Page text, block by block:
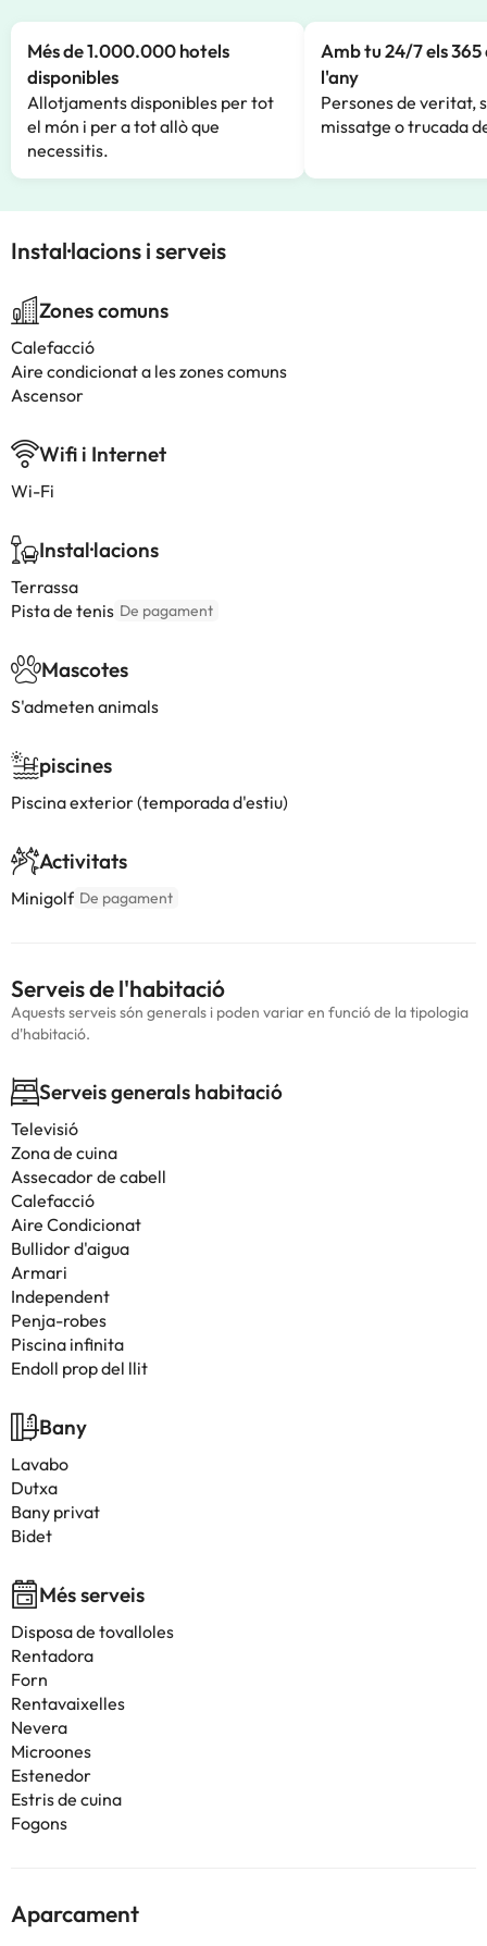
Més de 1.000.000 hotels
disponibles
Allotjaments disponibles per tot
el món i per a tot allò que
necessitis.
Amb tu 24/7 els 365
l'any
Persones de veritat,
missatge o trucada
Instal·lacions i serveis
Zones comuns
Calefacció
Aire condicionat a les zones comuns
Ascensor
Wifi i Internet
Wi-Fi
Instal·lacions
Terrassa
Pista de tenis De pagament
Mascotes
S'admeten animals
piscines
Piscina exterior (temporada d'estiu)
Activitats
Minigolf De pagament
Serveis de l'habitació
Aquests serveis són generals i poden variar en funció de la tipologia
d'habitació.
Serveis generals habitació
Televisió
Zona de cuina
Assecador de cabell
Calefacció
Aire Condicionat
Bullidor d'aigua
Armari
Independent
Penja-robes
Piscina infinita
Endoll prop del llit
Bany
Lavabo
Dutxa
Bany privat
Bidet
Més serveis
Disposa de tovalloles
Rentadora
Forn
Rentavaixelles
Nevera
Microones
Estenedor
Estris de cuina
Fogons
Aparcament